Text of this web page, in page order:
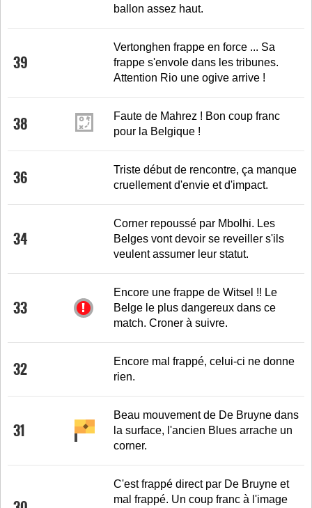
ballon assez haut.
39
Vertonghen frappe en force ... Sa
frappe s'envole dans les tribunes.
Attention Rio une ogive arrive !
38
Faute de Mahrez ! Bon coup franc
pour la Belgique !
36
Triste début de rencontre, ça manque
cruellement d'envie et d'impact.
34
Corner repoussé par Mbolhi. Les
Belges vont devoir se reveiller s'ils
veulent assumer leur statut.
33
Encore une frappe de Witsel !! Le
Belge le plus dangereux dans ce
match. Croner à suivre.
32
Encore mal frappé, celui-ci ne donne
rien.
31
Beau mouvement de De Bruyne dans
la surface, l'ancien Blues arrache un
corner.
C'est frappé direct par De Bruyne et
mal frappé. Un coup franc à l'image